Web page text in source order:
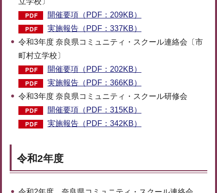
開催要項（PDF：209KB）
実施報告（PDF：337KB）
令和3年度 奈良県コミュニティ・スクール連絡会〔市
町村立学校〕
開催要項（PDF：202KB）
実施報告（PDF：366KB）
令和3年度 奈良県コミュニティ・スクール研修会
開催要項（PDF：315KB）
実施報告（PDF：342KB）
令和2年度